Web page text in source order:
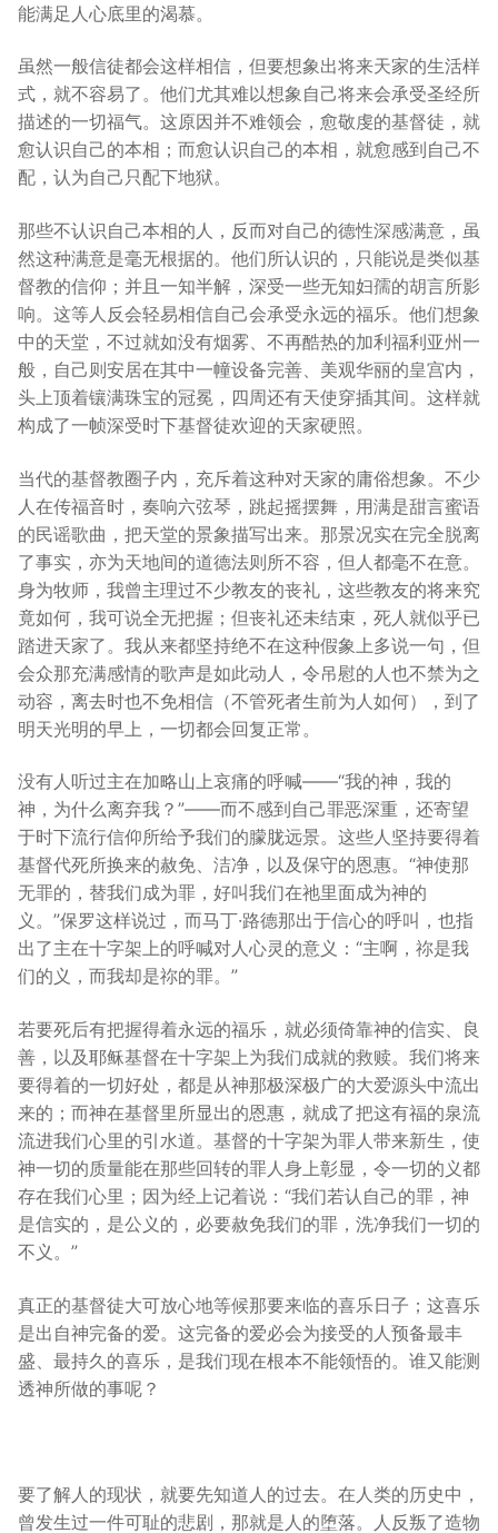
能满足人心底里的渴慕。
虽然一般信徒都会这样相信，但要想象出将来天家的生活样
式，就不容易了。他们尤其难以想象自己将来会承受圣经所
描述的一切福气。这原因并不难领会，愈敬虔的基督徒，就
愈认识自己的本相；而愈认识自己的本相，就愈感到自己不
配，认为自己只配下地狱。
那些不认识自己本相的人，反而对自己的德性深感满意，虽
然这种满意是毫无根据的。他们所认识的，只能说是类似基
督教的信仰；并且一知半解，深受一些无知妇孺的胡言所影
响。这等人反会轻易相信自己会承受永远的福乐。他们想象
中的天堂，不过就如没有烟雾、不再酷热的加利福利亚州一
般，自己则安居在其中一幢设备完善、美观华丽的皇宫内，
头上顶着镶满珠宝的冠冕，四周还有天使穿插其间。这样就
构成了一帧深受时下基督徒欢迎的天家硬照。
当代的基督教圈子内，充斥着这种对天家的庸俗想象。不少
人在传福音时，奏响六弦琴，跳起摇摆舞，用满是甜言蜜语
的民谣歌曲，把天堂的景象描写出来。那景况实在完全脱离
了事实，亦为天地间的道德法则所不容，但人都毫不在意。
身为牧师，我曾主理过不少教友的丧礼，这些教友的将来究
竟如何，我可说全无把握；但丧礼还未结束，死人就似乎已
踏进天家了。我从来都坚持绝不在这种假象上多说一句，但
会众那充满感情的歌声是如此动人，令吊慰的人也不禁为之
动容，离去时也不免相信（不管死者生前为人如何），到了
明天光明的早上，一切都会回复正常。
没有人听过主在加略山上哀痛的呼喊——“我的神，我的
神，为什么离弃我？”——而不感到自己罪恶深重，还寄望
于时下流行信仰所给予我们的朦胧远景。这些人坚持要得着
基督代死所换来的赦免、洁净，以及保守的恩惠。“神使那
无罪的，替我们成为罪，好叫我们在祂里面成为神的
义。”保罗这样说过，而马丁·路德那出于信心的呼叫，也指
出了主在十字架上的呼喊对人心灵的意义：“主啊，祢是我
们的义，而我却是祢的罪。”
若要死后有把握得着永远的福乐，就必须倚靠神的信实、良
善，以及耶稣基督在十字架上为我们成就的救赎。我们将来
要得着的一切好处，都是从神那极深极广的大爱源头中流出
来的；而神在基督里所显出的恩惠，就成了把这有福的泉流
流进我们心里的引水道。基督的十字架为罪人带来新生，使
神一切的质量能在那些回转的罪人身上彰显，令一切的义都
存在我们心里；因为经上记着说：“我们若认自己的罪，神
是信实的，是公义的，必要赦免我们的罪，洗净我们一切的
不义。”
真正的基督徒大可放心地等候那要来临的喜乐日子；这喜乐
是出自神完备的爱。这完备的爱必会为接受的人预备最丰
盛、最持久的喜乐，是我们现在根本不能领悟的。谁又能测
透神所做的事呢？
要了解人的现状，就要先知道人的过去。在人类的历史中，
曾发生过一件可耻的悲剧，那就是人的堕落。人反叛了造物